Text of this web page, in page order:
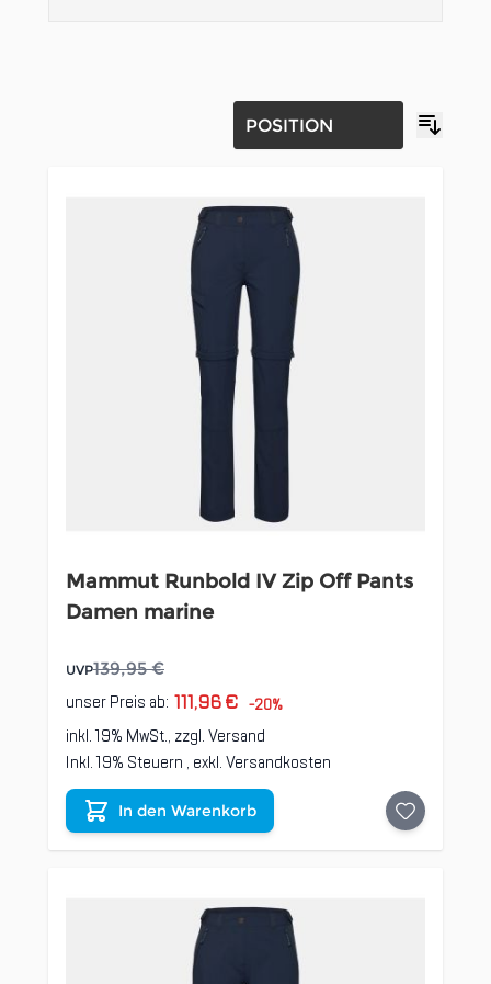
Mammut Runbold IV Zip Off Pants
Damen marine
UVP139,95 €
unser Preis ab: 111,96 € -20%
inkl. 19% MwSt., zzgl.Versand
Inkl. 19% Steuern , exkl.Versandkosten
In den Warenkorb